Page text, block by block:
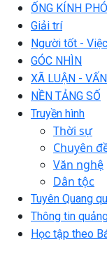
ỐNG KÍNH
Giải trí
Người tốt -
GÓC NHÌN
XÃ LUẬN -
NỀN TẢNG SỐ
Truyền hình
Thời sự
Chuyên
Văn nghệ
Dân tộc
Tuyên Quang
Thông tin
Học tập theo